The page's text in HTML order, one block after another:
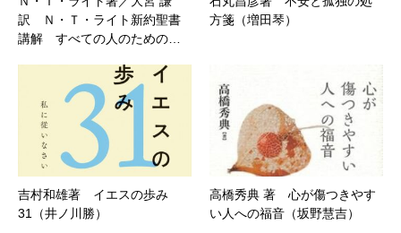
訳 Ｎ・Ｔ・ライト新約聖書
講解 すべての人のための…
方箋（増田琴）
吉村和雄著 イエスの歩み
31（井ノ川勝）
高橋秀典 著 心が傷つきやす
い人への福音（坂野慧吉）